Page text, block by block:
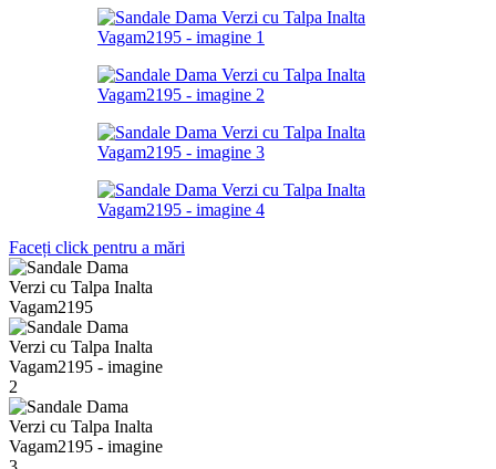
Faceți click pentru a mări